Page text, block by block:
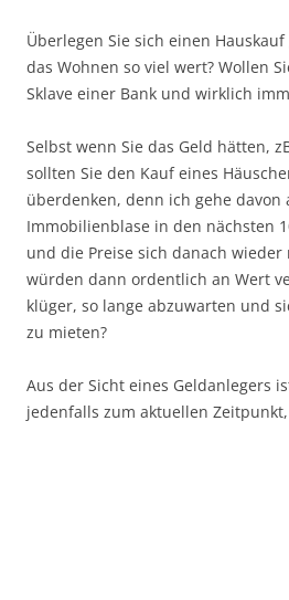
Überlegen Sie sich einen
das Wohnen so viel wert? Wollen
Sklave einer Bank und wirklich
Selbst wenn Sie das Geld hätten,
sollten Sie den Kauf eines
überdenken, denn ich gehe davon
Immobilienblase in den nächsten
und die Preise sich danach wieder
würden dann ordentlich an Wert
klüger, so lange abzuwarten und
zu mieten?
Aus der Sicht eines Geldanlegers
jedenfalls zum aktuellen